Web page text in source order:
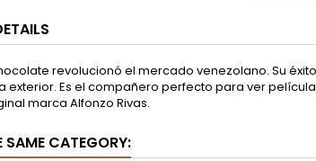
revolucionó el mercado venezolano. Su
exterior. Es el compañero perfecto para ver
marca Alfonzo Rivas.
SAME CATEGORY: